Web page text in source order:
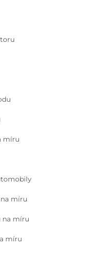
míru
míru
na míru
míru